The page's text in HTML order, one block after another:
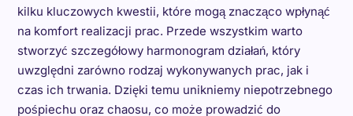
kilku kluczowych kwestii, które mogą znacząco wpłynąć
na komfort realizacji prac. Przede wszystkim warto
stworzyć szczegółowy harmonogram działań, który
uwzględni zarówno rodzaj wykonywanych prac, jak i
czas ich trwania. Dzięki temu unikniemy niepotrzebnego
pośpiechu oraz chaosu, co może prowadzić do